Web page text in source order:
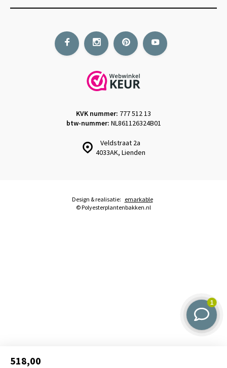
518,00
Veldstraat 2a
4033AK, Lienden
KVK nummer: 777 512 13
btw-nummer: NL861126324B01
© Polyesterplantenbakken.nl
Design & realisatie: emarkable